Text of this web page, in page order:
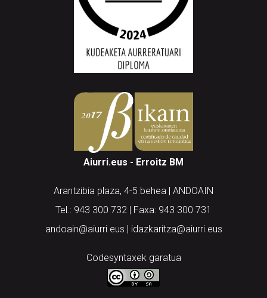
Aiurri.eus - Erroitz BM
Arantzibia plaza, 4-5 behea | ANDOAIN
Tel.: 943 300 732 | Faxa: 943 300 731
andoain@aiurri.eus | idazkaritza@aiurri.eus
Codesyntaxek garatua